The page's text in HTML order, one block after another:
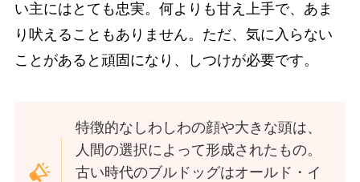
い主にはとても忠実。何よりも甘え上手で、あま
り吠えることもありません。ただ、気に入らない
ことがあると頑固になり、しつけが必要です。
特徴的なしわしわの顔や大きな頭は、
人間の選択によって形成されたもの。
古い時代のブルドッグはオールド・イ